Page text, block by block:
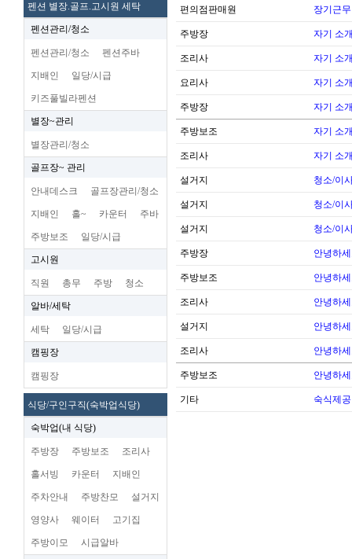
펜션 별장.골프.고시원 세탁
펜션관리/청소
펜션관리/청소 펜션주바
지배인 일당/시급
키즈풀빌라펜션
별장~관리
별장관리/청소
골프장~ 관리
안내데스크 골프장관리/청소
지배인 홀~ 카운터 주바
주방보조 일당/시급
고시원
직원 총무 주방 청소
알바/세탁
세탁 일당/시급
캠핑장
캠핑장
식당/구인구직(숙박업식당)
숙박업(내 식당)
주방장 주방보조 조리사
홀서빙 카운터 지배인
주차안내 주방찬모 설거지
영양사 웨이터 고기집
주방이모 시급알바
편의점판매원 장기근
주방장 자기 소
조리사 자기 소
요리사 자기 소
주방장 자기 소
주방보조 자기 소
조리사 자기 소
설거지 청소/이
설거지 청소/이
설거지 청소/이
주방장 안녕하
주방보조 안녕하
조리사 안녕하
설거지 안녕하
조리사 안녕하
주방보조 안녕하
기타 숙식제